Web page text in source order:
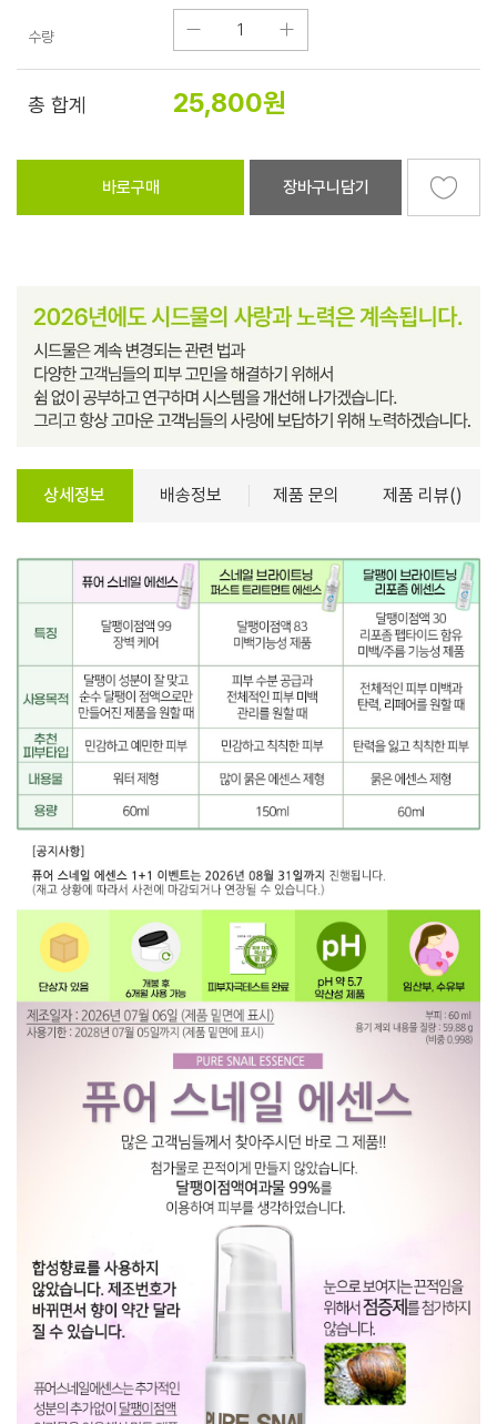
수량
총 합계 25,800원
바로구매 장바구니담기
상세정보 배송정보 제품 문의 제품 리뷰()